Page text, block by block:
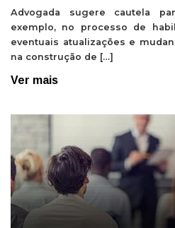
Advogada sugere cautela
exemplo, no processo de
eventuais atualizações e
na construção de […]
Ver mais